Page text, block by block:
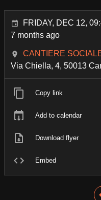
FRIDAY, DEC 12,
7 months ago
CANTIERE
Via Chiella, 4, 50013
Copy link
Add to calendar
Download flyer
Embed